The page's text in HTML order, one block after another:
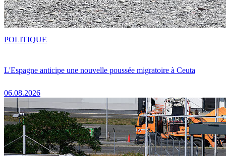
L'Espagne anticipe une nouvelle poussée migratoire à Ceuta
06.08.2026
POLITIQUE